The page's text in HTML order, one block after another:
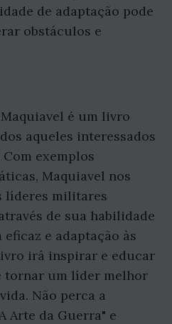
de adaptação pode
obstáculos e
é um livro
aqueles interessados
exemplos
Maquiavel nos
líderes militares
de sua habilidade
e adaptação às
irá inspirar e educar
tornar um líder melhor
Não perca a
Arte da Guerra" e